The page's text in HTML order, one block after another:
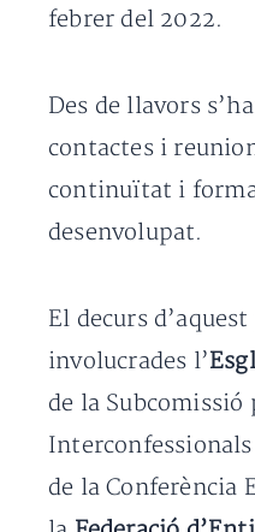
febrer del 2022.
Des de llavors
contactes i
continuïtat i
desenvolupat.
El decurs
involucrades l’
de la Subcomissió
de la Conferència